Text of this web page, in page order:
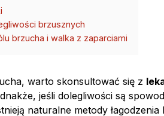
brzusznych
brzucha i walka z zaparciami
warto skonsultować się z
jeśli dolegliwości są
naturalne metody łagodzenia